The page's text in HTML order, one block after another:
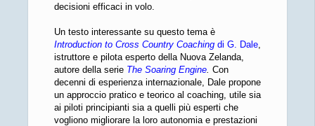
decisioni efficaci in volo.
Un testo interessante su questo tema è
Introduction to Cross Country Coaching di G. Dale,
istruttore e pilota esperto della Nuova Zelanda,
autore della serie The Soaring Engine. Con
decenni di esperienza internazionale, Dale propone
un approccio pratico e teorico al coaching, utile sia
ai piloti principianti sia a quelli più esperti che
vogliono migliorare la loro autonomia e prestazioni